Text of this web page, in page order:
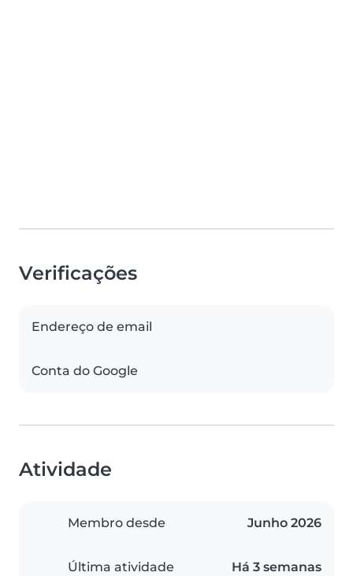
Verificações
Endereço de email
Conta do Google
Atividade
Membro desde Junho 2026
Última atividade Há 3 semanas